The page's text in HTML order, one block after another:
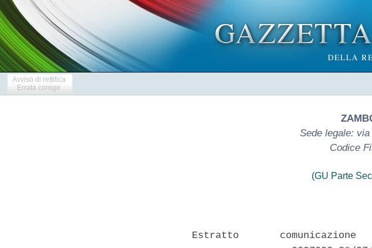
Avviso di rettifica
Errata corrige
Sede legale:
Codice
(GU Parte
Estratto